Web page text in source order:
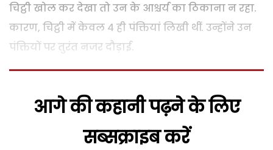
चिट्ठी खोल कर देखा तो उन के आश्चर्य का ठिकाना न रहा.
कारण, चिट्ठी में केवल 4 ही पंक्तियां लिखी थीं. उन्होंने उन
पंक्तियों पर तुरंत नजर दौड़ाई.
आगे की कहानी पढ़ने के लिए
सब्सक्राइब करें